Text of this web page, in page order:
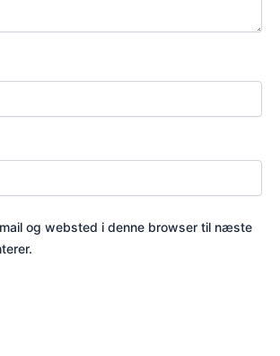
og websted i denne browser til næste